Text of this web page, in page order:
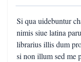
Si qua uidebuntur
nimis siue latina
librarius illis dum
si non illum sed me